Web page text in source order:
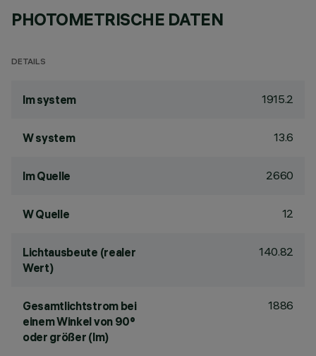
PHOTOMETRISCHE DATEN
DETAILS
lm system 1915.2
W system 13.6
lm Quelle 2660
W Quelle 12
Lichtausbeute (realer
Wert)
140.82
Gesamtlichtstrom bei
einem Winkel von 90°
oder größer (lm)
1886